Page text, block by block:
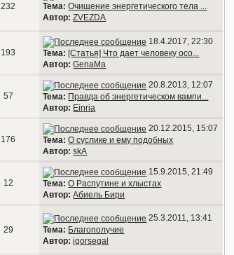
232
Тема: Очищение энергетического тела ...
Автор: ZVEZDA
193
18.4.2017, 22:30
Тема: [Статья] Что дает человеку осо...
Автор: GenaMa
57
20.8.2013, 12:07
Тема: Правда об энергетическом вампи...
Автор: Einria
176
20.12.2015, 15:07
Тема: О суслике и ему подобных
Автор: skA
12
15.9.2015, 21:49
Тема: О Распутине и хлыстах
Автор: Абиель Бири
29
25.3.2011, 13:41
Тема: Благополучие
Автор: igorsegal